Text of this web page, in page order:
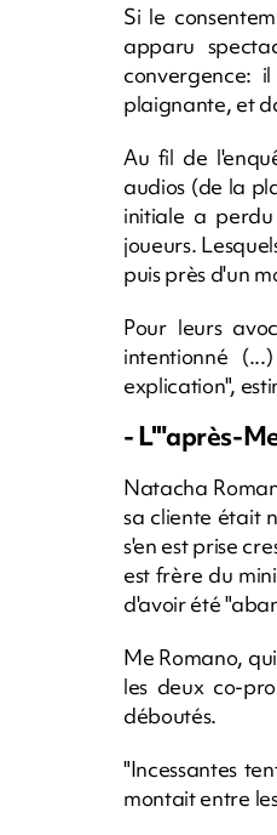
Si le
apparu
convergence:
plaignante, et
Au fil de
audios (de la
initiale a
joueurs.
puis près d'un
Pour leurs
intentionné
explication",
- L'"après-
Natacha
sa cliente était
s'en est prise
est frère du
d'avoir été
Me Romano,
les deux co-
déboutés.
"Incessantes
montait entre